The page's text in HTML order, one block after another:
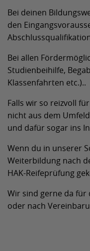
Bei deinen
den
Bei allen
Studienbeihilfe,
Klassenfahrten etc.)..
Falls wir so reizvoll
nicht aus dem
und dafür sogar ins
Wenn du in unserer
Weiterbildung nach
HAK-Reifeprüfung
Wir sind gerne da für
oder nach